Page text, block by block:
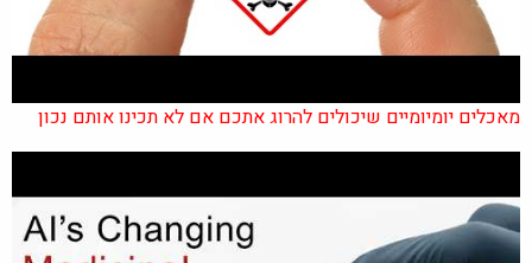
מאכלים יומיומיים שיכולים להרוג אתכם אם לא תכינו אותם נכון